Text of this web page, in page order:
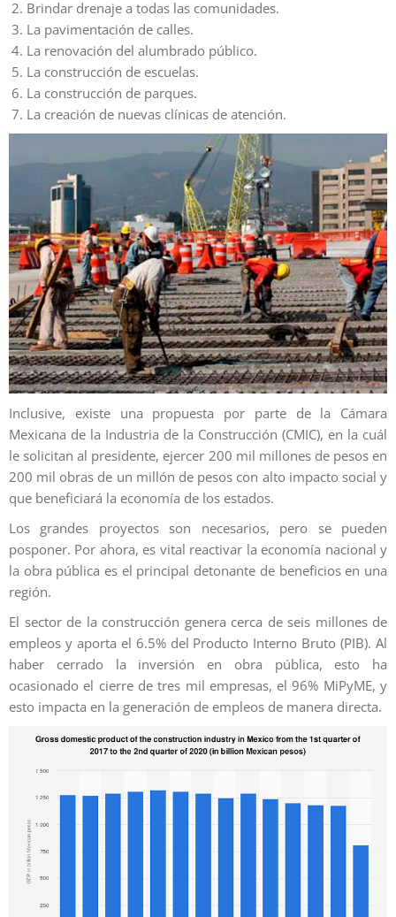
Brindar drenaje a todas las comunidades.
La pavimentación de calles.
La renovación del alumbrado público.
La construcción de escuelas.
La construcción de parques.
La creación de nuevas clínicas de atención.
Inclusive, existe una propuesta por parte de la Cámara
Mexicana de la Industria de la Construcción (CMIC), en la cuál
le solicitan al presidente, ejercer 200 mil millones de pesos en
200 mil obras de un millón de pesos con alto impacto social y
que beneficiará la economía de los estados.
Los grandes proyectos son necesarios, pero se pueden
posponer. Por ahora, es vital reactivar la economía nacional y
la obra pública es el principal detonante de beneficios en una
región.
El sector de la construcción genera cerca de seis millones de
empleos y aporta el 6.5% del Producto Interno Bruto (PIB). Al
haber cerrado la inversión en obra pública, esto ha
ocasionado el cierre de tres mil empresas, el 96% MiPyME, y
esto impacta en la generación de empleos de manera directa.